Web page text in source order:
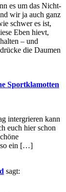
es um das Nicht-
wir ja auch ganz
schwer es ist,
Eben hievt,
– und
die Daumen
Sportklamotten
intergrieren kann
euch hier schon
so ein […]
sagt: